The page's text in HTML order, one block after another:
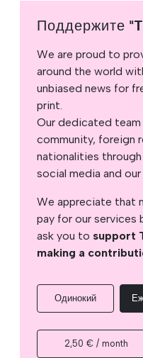
Поддержите
We are proud to
around the world
unbiased news for
print.
Our dedicated
community, foreign
nationalities
social media and
We appreciate that
pay for our services
ask you to support
making a
Одинокий
2,50 € / month